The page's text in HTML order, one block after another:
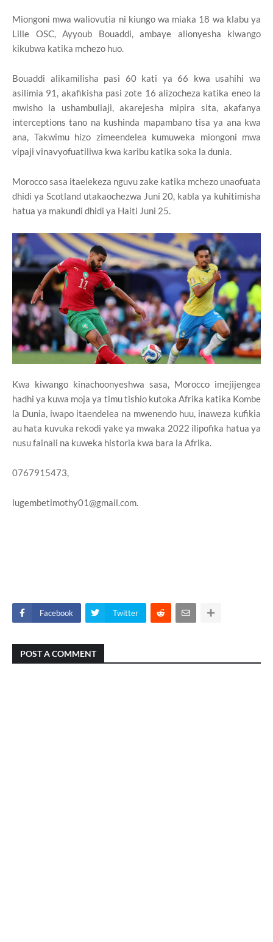
Miongoni mwa waliovutia ni kiungo wa miaka 18 wa klabu ya
Lille OSC, Ayyoub Bouaddi, ambaye alionyesha kiwango
kikubwa katika mchezo huo.
Bouaddi alikamilisha pasi 60 kati ya 66 kwa usahihi wa
asilimia 91, akafikisha pasi zote 16 alizocheza katika eneo la
mwisho la ushambuliaji, akarejesha mipira sita, akafanya
interceptions tano na kushinda mapambano tisa ya ana kwa
ana, Takwimu hizo zimeendelea kumuweka miongoni mwa
vipaji vinavyofuatiliwa kwa karibu katika soka la dunia.
Morocco sasa itaelekeza nguvu zake katika mchezo unaofuata
dhidi ya Scotland utakaochezwa Juni 20, kabla ya kuhitimisha
hatua ya makundi dhidi ya Haiti Juni 25.
Kwa kiwango kinachoonyeshwa sasa, Morocco imejijengea
hadhi ya kuwa moja ya timu tishio kutoka Afrika katika Kombe
la Dunia, iwapo itaendelea na mwenendo huu, inaweza kufikia
au hata kuvuka rekodi yake ya mwaka 2022 ilipofika hatua ya
nusu fainali na kuweka historia kwa bara la Afrika.
0767915473,
lugembetimothy01@gmail.com.
Facebook Twitter
POST A COMMENT